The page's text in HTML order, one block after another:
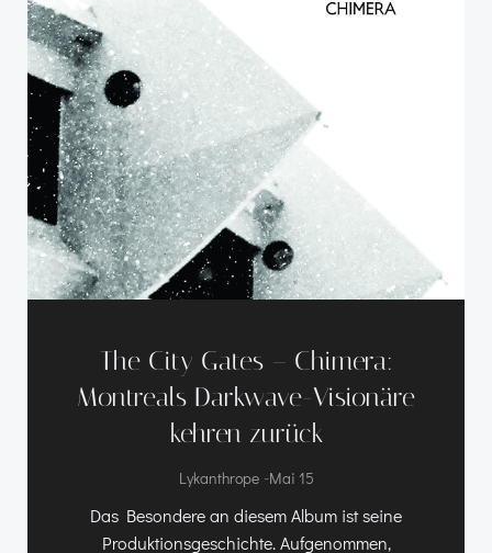
The City Gates – Chimera:
Montreals Darkwave-Visionäre
kehren zurück
Lykanthrope -Mai 15
Das Besondere an diesem Album ist seine
Produktionsgeschichte. Aufgenommen,